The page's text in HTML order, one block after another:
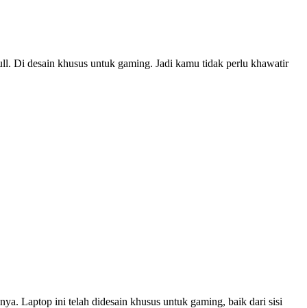
Di desain khusus untuk gaming. Jadi kamu tidak perlu khawatir
Laptop ini telah didesain khusus untuk gaming, baik dari sisi